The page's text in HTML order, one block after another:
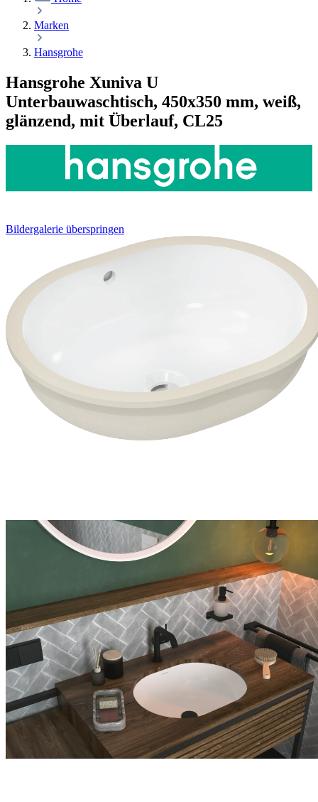
Marken
Hansgrohe
Hansgrohe Xuniva U
Unterbauwaschtisch, 450x350 mm, weiß,
glänzend, mit Überlauf, CL25
Bildergalerie überspringen